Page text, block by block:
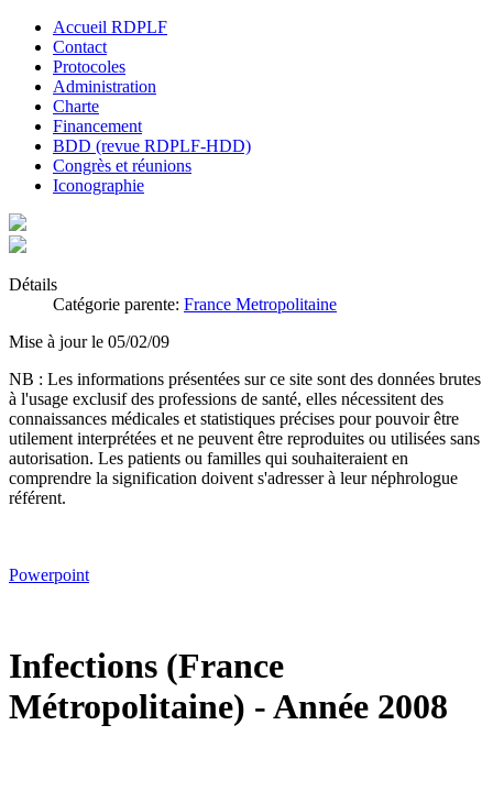
Accueil RDPLF
Contact
Protocoles
Administration
Charte
Financement
BDD (revue RDPLF-HDD)
Congrès et réunions
Iconographie
Détails
Catégorie parente: France Metropolitaine
Mise à jour le 05/02/09
NB : Les informations présentées sur ce site sont des données brutes
à l'usage exclusif des professions de santé, elles nécessitent des
connaissances médicales et statistiques précises pour pouvoir être
utilement interprétées et ne peuvent être reproduites ou utilisées sans
autorisation. Les patients ou familles qui souhaiteraient en
comprendre la signification doivent s'adresser à leur néphrologue
référent.
Powerpoint
Infections (France
Métropolitaine) - Année 2008